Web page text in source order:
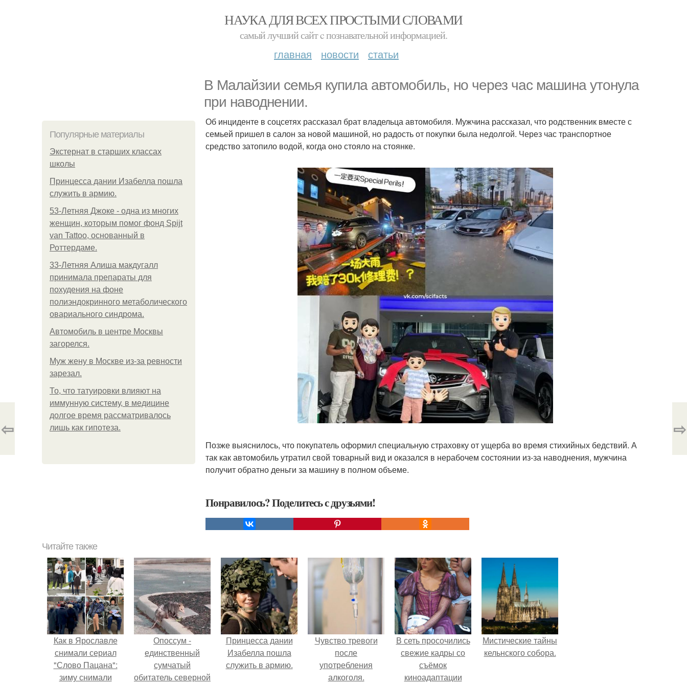
НАУКА ДЛЯ ВСЕХ ПРОСТЫМИ СЛОВАМИ
самый лучший сайт c познавательной информацией.
главная новости статьи
В Малайзии семья купила автомобиль, но через час машина утонула
при наводнении.
Популярные материалы
Экстернат в старших классах
школы
Принцесса дании Изабелла пошла
служить в армию.
53-Летняя Джоке - одна из многих
женщин, которым помог фонд Spijt
van Tattoo, основанный в
Роттердаме.
33-Летняя Алиша макдугалл
принимала препараты для
похудения на фоне
полиэндокринного метаболического
овариального синдрома.
Автомобиль в центре Москвы
загорелся.
Mуж жену в Москве из-за ревности
зарезал.
То, что татуировки влияют на
иммунную систему, в медицине
долгое время рассматривалось
лишь как гипотеза.
Об инциденте в соцсетях рассказал брат владельца автомобиля. Мужчина рассказал, что родственник вместе с
семьей пришел в салон за новой машиной, но радость от покупки была недолгой. Через час транспортное
средство затопило водой, когда оно стояло на стоянке.
Позже выяснилось, что покупатель оформил специальную страховку от ущерба во время стихийных бедствий. А
так как автомобиль утратил свой товарный вид и оказался в нерабочем состоянии из-за наводнения, мужчина
получит обратно деньги за машину в полном объеме.
Понравилось? Поделитесь с друзьями!
⇦ ⇨
Читайте также
Как в Ярославле
снимали сериал
"Слово Пацана":
зиму снимали
Опоссум -
единственный
сумчатый
обитатель северной
Принцесса дании
Изабелла пошла
служить в армию.
Чувство тревоги
после
употребления
алкоголя.
В сеть просочились
свежие кадры со
съёмок
киноадаптации
Мистические тайны
кельнского собора.